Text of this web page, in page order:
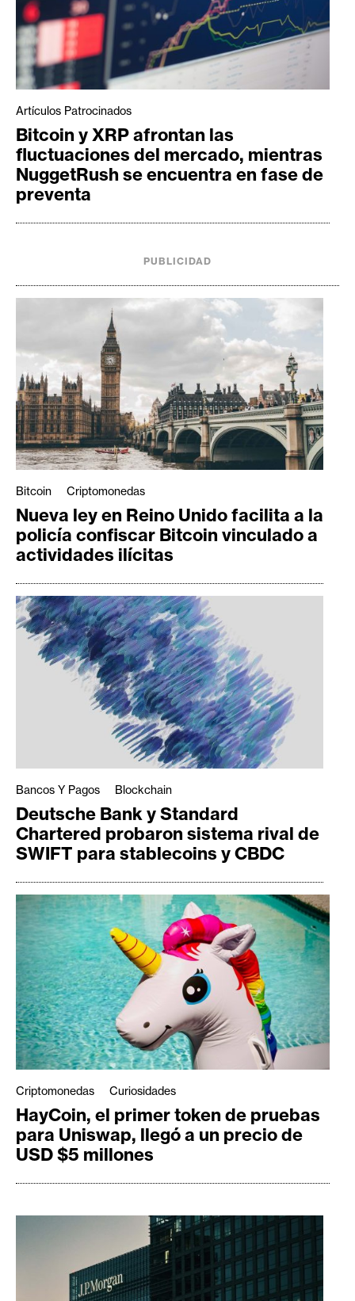
Artículos Patrocinados
Bitcoin y XRP afrontan las
fluctuaciones del mercado, mientras
NuggetRush se encuentra en fase de
preventa
PUBLICIDAD
Bitcoin Criptomonedas
Nueva ley en Reino Unido facilita a la
policía confiscar Bitcoin vinculado a
actividades ilícitas
Bancos Y Pagos Blockchain
Deutsche Bank y Standard
Chartered probaron sistema rival de
SWIFT para stablecoins y CBDC
Criptomonedas Curiosidades
HayCoin, el primer token de pruebas
para Uniswap, llegó a un precio de
USD $5 millones